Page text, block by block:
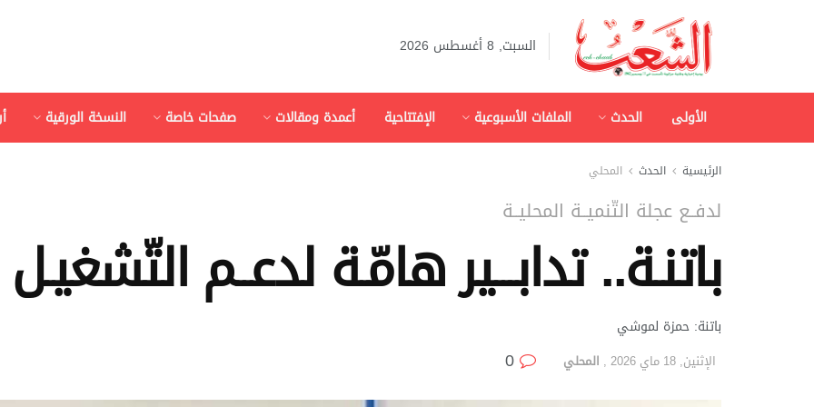
السبت, 8 أغسطس 2026
الأولى الحدث الملفات الأسبوعية الإفتتاحية أعمدة ومقالات صفحات خاصة النسخة الورقية
الرئيسية الحدث المحلي
لدفــع عجلة التّنميــة المحليــة
باتنـة.. تدابـــير هامّـة لدعــم التّشغيـل
باتنة: حمزة لموشي
الإثنين, 18 ماي 2026 , المحلي